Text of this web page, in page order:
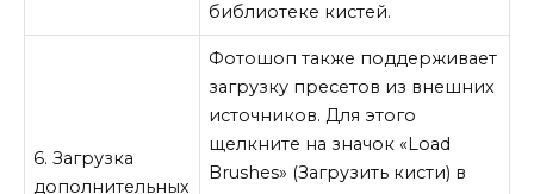
библиотеке кистей.
6. Загрузка
дополнительных
Фотошоп также поддерживает
загрузку пресетов из внешних
источников. Для этого
щелкните на значок «Load
Brushes» (Загрузить кисти) в